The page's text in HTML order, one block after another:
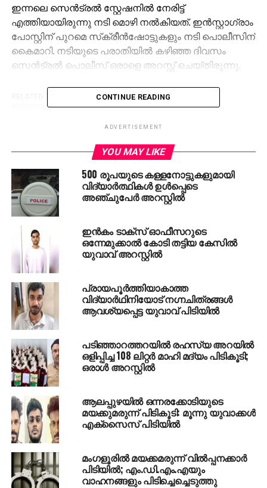
ഇന്നലെ സെന്‍ട്രല്‍ സ്റ്റേഷനില്‍ നേരിട്ട്
എത്തിയായിരുന്നു നടി മൊഴി നല്‍കിയത്. ഇന്‍സ്റ്റാഗ്രാം
പോസ്റ്റിന് പുറമെ സ്‌ക്രീന്‍ഷോട്ടുകളും നടി പൊലീസിന്
കൈമാറി. നടിയുടെ പരാതിയില്‍ കഴിഞ്ഞ ദിവസം
സെന്‍ട്രല്‍ പൊലീസ് ഒരാളെ അറസ്റ്റ് ചെയ്തിരുന്നു.
ACTRESS HONEY ROSE
MISOGYNIST COMMENT
ബൈക്കും ട്രാക്ടറും കൂട്ടിയിടിച്ച് മാതാവിനും രണ്ട്
മക്കള്‍ക്കും ദാരുണാന്ത്യം
CONTINUE READING
ADVERTISEMENT
YOU MAY LIKE
500 രൂപയുടെ കള്ളനോട്ടുകളുമായി
വിദ്യാര്‍ത്ഥികള്‍ ഉള്‍പ്പെടെ
അഞ്ചുപേര്‍ അറസ്റ്റില്‍
ഇന്‍കം ടാക്സ് ഓഫീസറുടെ
ഒന്നേമുക്കാല്‍ കോടി തട്ടിയ കേസില്‍
യുവാവ് അറസ്റ്റില്‍
പ്രായപൂര്‍ത്തിയാകാത്ത
വിദ്യാര്‍ഥിനിയോട് നഗ്നചിത്രങ്ങള്‍
ആവശ്യപ്പെട്ട യുവാവ് പിടിയില്‍
പടിഞ്ഞാറത്തറയില്‍ രഹസ്യ അറയില്‍
ഒളിപ്പിച്ച 108 ലിറ്റര്‍ മാഹി മദ്യം പിടികൂടി;
ഒരാള്‍ അറസ്റ്റില്‍
ആലപ്പുഴയില്‍ ഒന്നരക്കോടിയുടെ
മയക്കുമരുന്ന് പിടികൂടി: മൂന്നു യുവാക്കള്‍
എക്സൈസ് പിടിയില്‍
മംഗളൂരില്‍ മയക്കമരുന്ന് വില്‍പ്പനക്കാര്‍
പിടിയില്‍; എം.ഡി.എം.എയും
വാഹനങ്ങളും പിടിച്ചെച്ചെടുത്തു